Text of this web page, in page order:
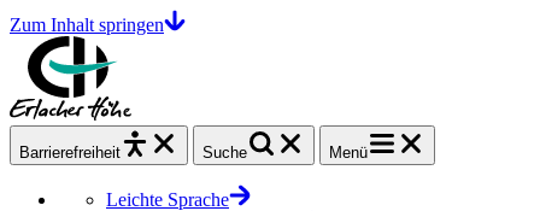
Zum Inhalt springen
Barrierefrei heit Suche Menü
Leichte Sprache